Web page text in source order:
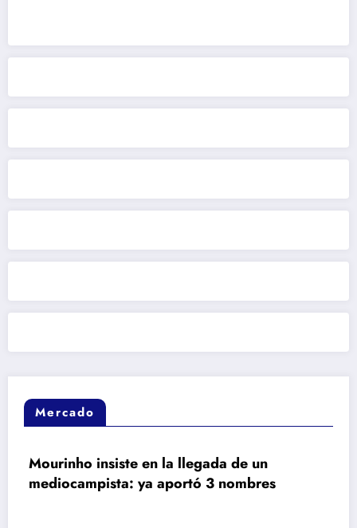
Mercado
en la llegada de un
ya aportó 3 nombres